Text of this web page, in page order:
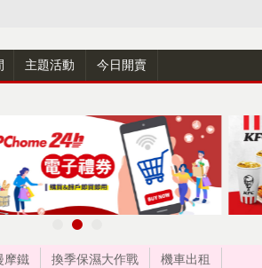
主題活動 今日開賣
摩鐵 換季保濕大作戰 機車出租